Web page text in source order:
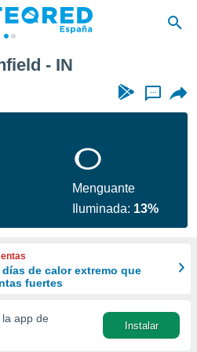
- IN
...
Menguante
Iluminada: 13%
de calor extremo que
fuertes
la app de
Instalar